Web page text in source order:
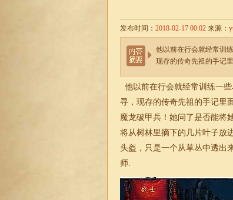
发布时间： 2018-02-17 00:02 来源：
他以前在行会就经常训
现存的传奇先祖的手记
他以前在行会就经常训练一
寻，现存的传奇先祖的手记里
魔龙破甲兵！她问了是否能将
将从树林里摘下的几片叶子放
头盔，只是一个从草丛中透出
师.